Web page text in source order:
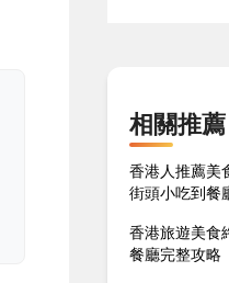
相關推薦
香港人推薦美
街頭小吃到餐
香港旅遊美食
餐廳完整攻略